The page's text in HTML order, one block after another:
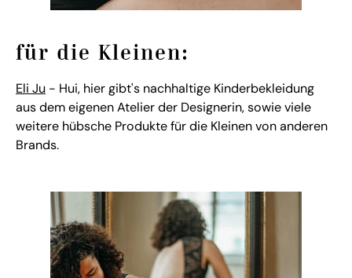
für die Kleinen:
Eli Ju - Hui, hier gibt's nachhaltige Kinderbekleidung
aus dem eigenen Atelier der Designerin, sowie viele
weitere hübsche Produkte für die Kleinen von anderen
Brands.